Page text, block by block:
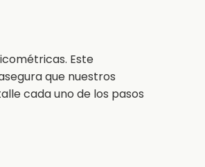
Este
que nuestros
cada uno de los pasos